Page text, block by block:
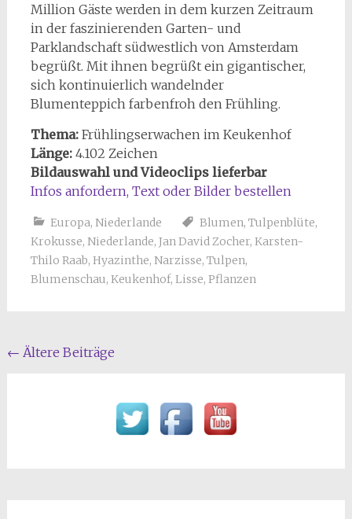
Million Gäste werden in dem kurzen Zeitraum
in der faszinierenden Garten- und
Parklandschaft südwestlich von Amsterdam
begrüßt. Mit ihnen begrüßt ein gigantischer,
sich kontinuierlich wandelnder
Blumenteppich farbenfroh den Frühling.
Thema: Frühlingserwachen im Keukenhof
Länge: 4.102 Zeichen
Bildauswahl und Videoclips lieferbar
Infos anfordern, Text oder Bilder bestellen
Europa, Niederlande Blumen, Tulpenblüte,
Krokusse, Niederlande, Jan David Zocher, Karsten-
Thilo Raab, Hyazinthe, Narzisse, Tulpen,
Blumenschau, Keukenhof, Lisse, Pflanzen
Beitragsnavigation
← Ältere Beiträge